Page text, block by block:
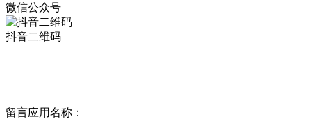
微信公众号
抖音二维码
留言应用名称：